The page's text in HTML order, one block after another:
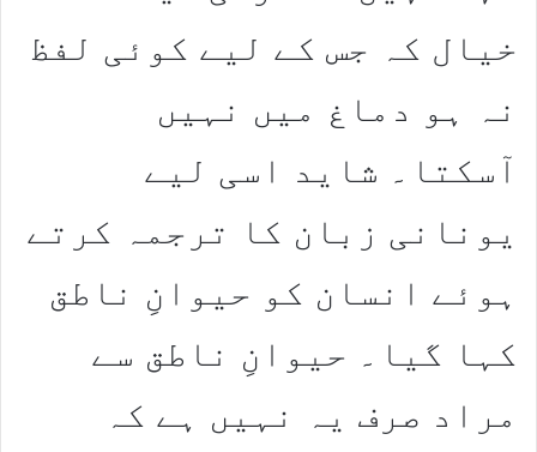
خیال کہ جس کے لیے کوئی لفظ
نہ ہو دماغ میں نہیں
آسکتا۔ شاید اسی لیے
یونانی زبان کا ترجمہ کرتے
ہوئے انسان کو حیوانِ ناطق
کہا گیا۔ حیوانِ ناطق سے
مراد صرف یہ نہیں ہے کہ